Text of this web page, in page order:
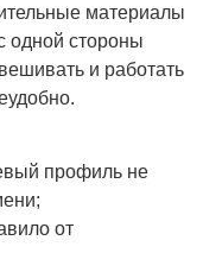
материалы
одной стороны
и работать
профиль не
от